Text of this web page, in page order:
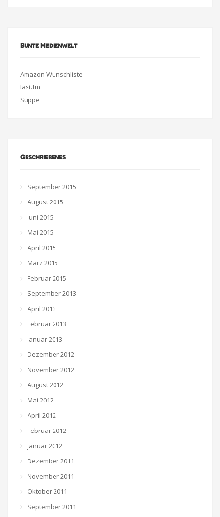
Bunte Medienwelt
Amazon Wunschliste
last.fm
Suppe
Geschriebenes
September 2015
August 2015
Juni 2015
Mai 2015
April 2015
März 2015
Februar 2015
September 2013
April 2013
Februar 2013
Januar 2013
Dezember 2012
November 2012
August 2012
Mai 2012
April 2012
Februar 2012
Januar 2012
Dezember 2011
November 2011
Oktober 2011
September 2011